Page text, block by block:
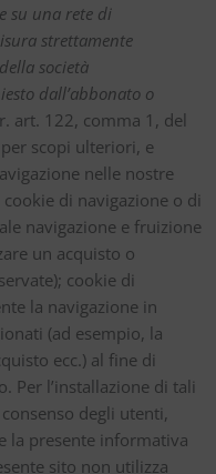
su una rete di
strettamente
società
dall’abbonato o
art. 122, comma 1, del
scopi ulteriori, e
nelle nostre
di navigazione o di
navigazione e fruizione
un acquisto o
cookie di
la navigazione in
(ad esempio, la
ecc.) al fine di
Per l’installazione di tali
degli utenti,
la presente informativa
sito non utilizza